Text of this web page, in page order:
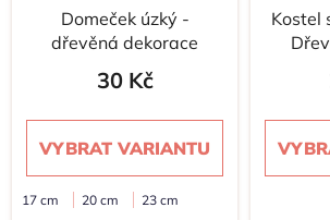
Domeček úzký -
dřevěná dekorace
30 Kč
VYBRAT VARIANTU
17 cm 20 cm 23 cm
Kostel